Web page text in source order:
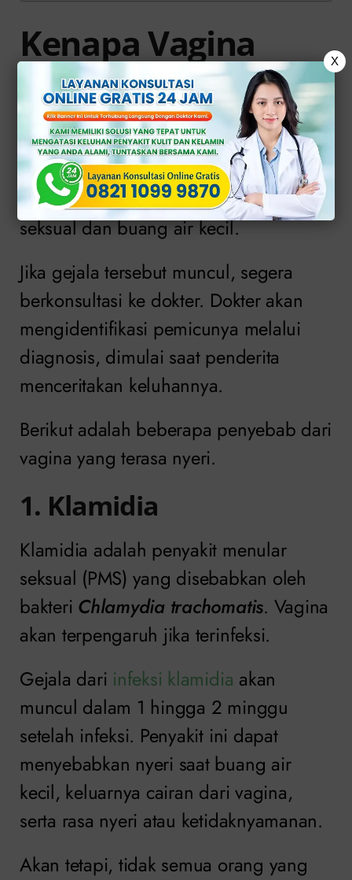
Kenapa Vagina
Terasa Nyeri?
Nyeri di vagina yang dialami wanita
dapat muncul saat melakukan aktivitas
tertentu. Contohnya, saat berhubungan
seksual dan buang air kecil.
Jika gejala tersebut muncul, segera
berkonsultasi ke dokter. Dokter akan
mengidentifikasi pemicunya melalui
diagnosis, dimulai saat penderita
menceritakan keluhannya.
Berikut adalah beberapa penyebab dari
vagina yang terasa nyeri.
1. Klamidia
Klamidia adalah penyakit menular
seksual (PMS) yang disebabkan oleh
bakteri Chlamydia trachomatis. Vagina
akan terpengaruh jika terinfeksi.
Gejala dari infeksi klamidia akan
muncul dalam 1 hingga 2 minggu
setelah infeksi. Penyakit ini dapat
menyebabkan nyeri saat buang air
kecil, keluarnya cairan dari vagina,
serta rasa nyeri atau ketidaknyamanan.
Akan tetapi, tidak semua orang yang
X